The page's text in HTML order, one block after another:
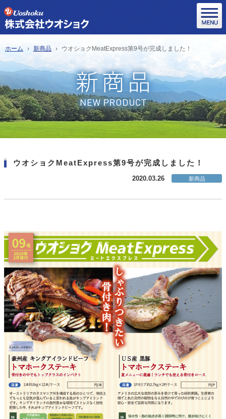
ホーム 新商品 ウオショクMeatExpress第9号が完成しました！
ウオショクMeatExpress第9号が完成しました！
2020.03.26 新商品